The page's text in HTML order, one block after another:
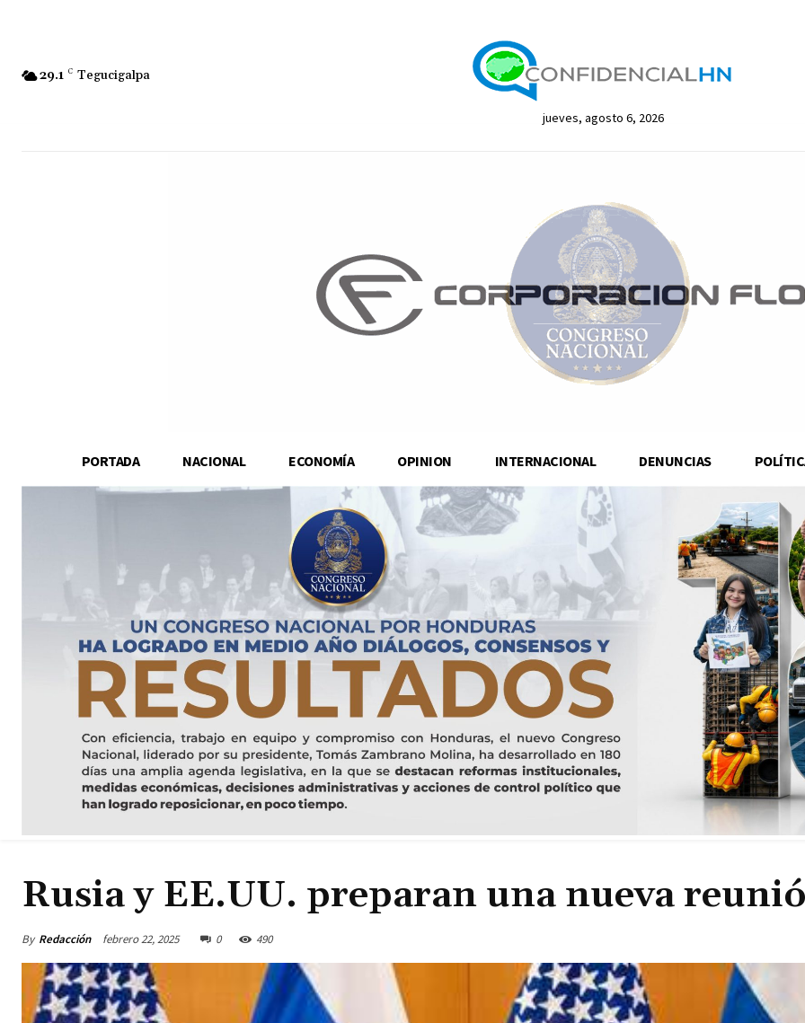
29.1 C Tegucigalpa
jueves, agosto 6, 2026
PORTADA NACIONAL ECONOMÍA OPINION INTERNACIONAL DENUNCIAS
Rusia y EE.UU. preparan una nueva
By Redacción febrero 22, 2025 0 490